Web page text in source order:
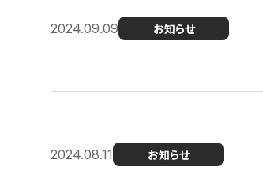
2024.09.09 お知らせ
2024.08.11 お知らせ